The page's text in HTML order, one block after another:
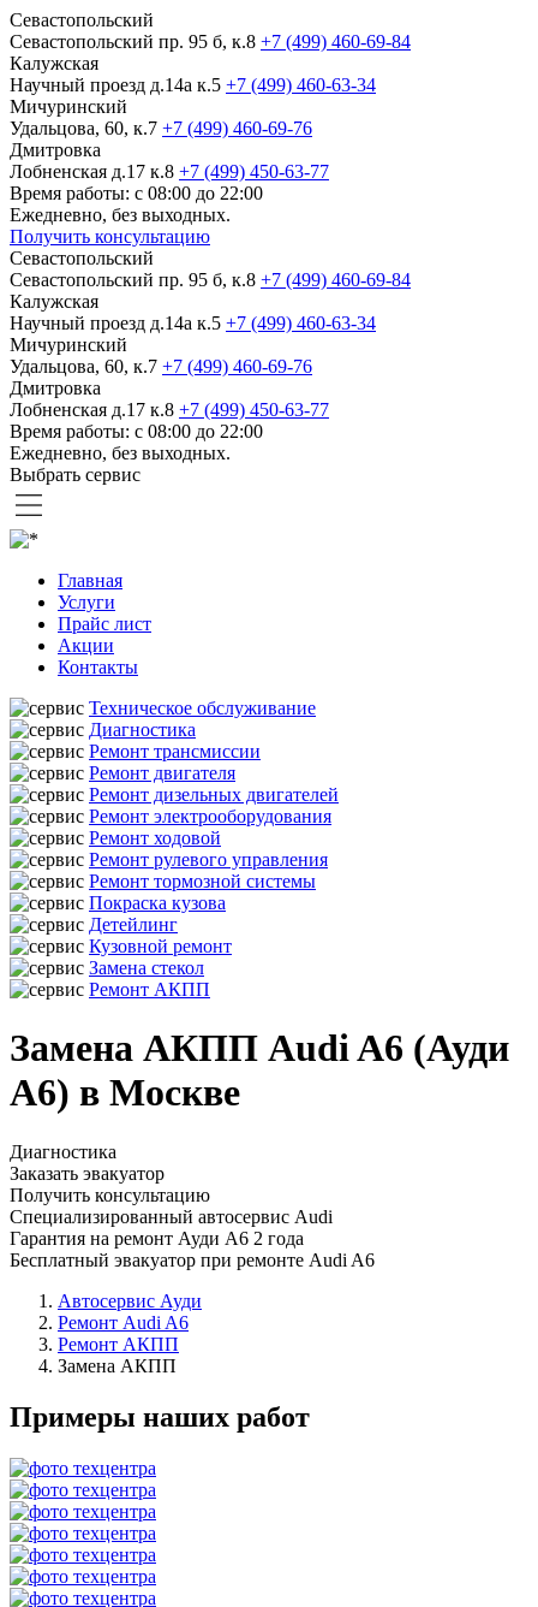
Севастопольский
Севастопольский пр. 95 б, к.8 +7 (499) 460-69-84
Калужская
Научный проезд д.14а к.5 +7 (499) 460-63-34
Мичуринский
Удальцова, 60, к.7 +7 (499) 460-69-76
Дмитровка
Лобненская д.17 к.8 +7 (499) 450-63-77
Время работы: с 08:00 до 22:00
Ежедневно, без выходных.
Получить консультацию
Севастопольский
Севастопольский пр. 95 б, к.8 +7 (499) 460-69-84
Калужская
Научный проезд д.14а к.5 +7 (499) 460-63-34
Мичуринский
Удальцова, 60, к.7 +7 (499) 460-69-76
Дмитровка
Лобненская д.17 к.8 +7 (499) 450-63-77
Время работы: с 08:00 до 22:00
Ежедневно, без выходных.
Выбрать сервис
Главная
Услуги
Прайс лист
Акции
Контакты
Техническое обслуживание
Диагностика
Ремонт трансмиссии
Ремонт двигателя
Ремонт дизельных двигателей
Ремонт электрооборудования
Ремонт ходовой
Ремонт рулевого управления
Ремонт тормозной системы
Покраска кузова
Детейлинг
Кузовной ремонт
Замена стекол
Ремонт АКПП
Замена АКПП Audi A6 (Ауди
А6) в Москве
Диагностика
Заказать эвакуатор
Получить консультацию
Специализированный автосервис Audi
Гарантия на ремонт Ауди А6 2 года
Бесплатный эвакуатор при ремонте Audi A6
Автосервис Ауди
Ремонт Audi A6
Ремонт АКПП
Замена АКПП
Примеры наших работ